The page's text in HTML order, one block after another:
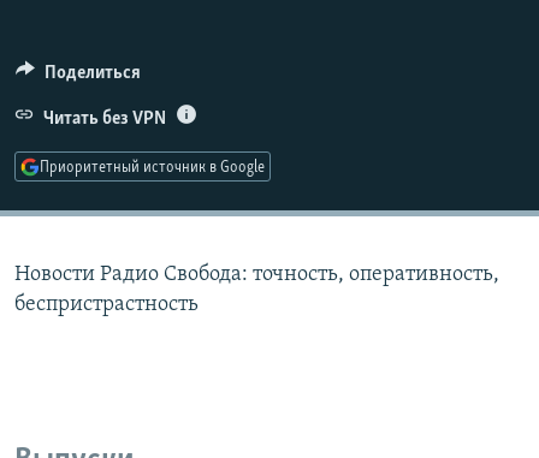
ПОДПИШИТЕСЬ НА РАССЫЛКУ
СОЦИАЛЬНЫЕ СЕТИ
Поделиться
Читать без VPN
Приоритетный источник в Google
Новости Радио Свобода: точность, оперативность,
беспристрастность